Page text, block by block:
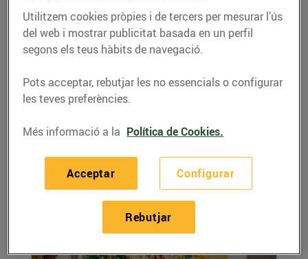
Pasta de carbassa i misso amb xips d'all
06/d’agost/2026
Per a 4 persones Ingredients Per a la pasta i la
salsa 450 g...
Utilitzem cookies pròpies i de tercers per mesurar l’ús
del web i mostrar publicitat basada en un perfil
segons els teus hàbits de navegació.
Pots acceptar, rebutjar les no essencials o configurar
les teves preferències.
Més informació a la Política de Cookies.
Configurar
Rebutjar
Acceptar